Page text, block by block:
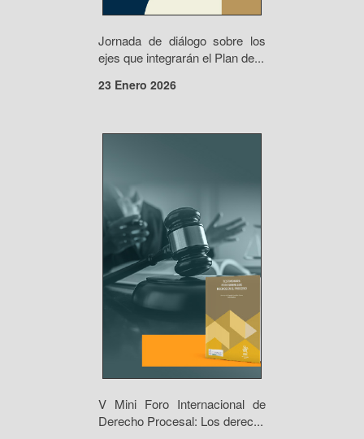
Jornada de diálogo sobre los
ejes que integrarán el Plan de...
23 Enero 2026
V Mini Foro Internacional de
Derecho Procesal: Los derec...